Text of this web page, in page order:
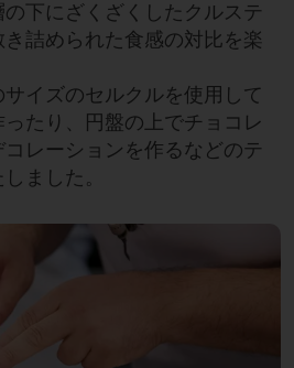
下にざくざくしたクルステ
詰められた食感の対比を楽
イズのセルクルを使用して
たり、円盤の上でチョコレ
レーションを作るなどのテ
ました。